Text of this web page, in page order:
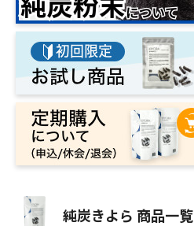
純炭きよら 商品一覧